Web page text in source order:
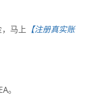
马上 【注册真实账
。